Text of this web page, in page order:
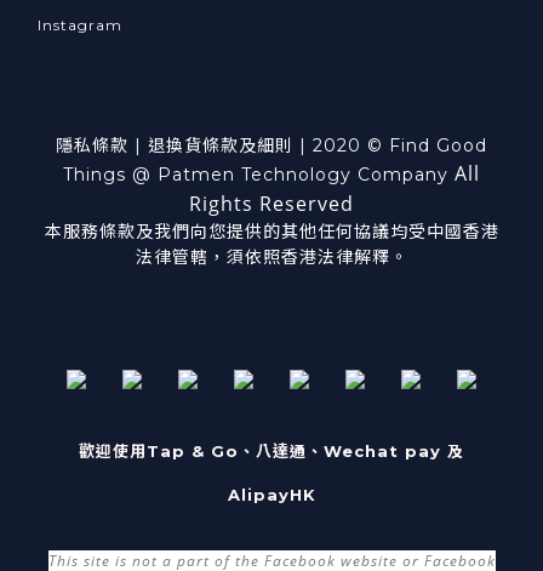
Instagram
隱私條款 | 退換貨條款及細則 | 2020 © Find Good
Things @ Patmen Technology Company All
Rights Reserved
本服務條款及我們向您提供的其他任何協議均受中國香港
法律管轄，須依照香港法律解釋。
歡迎使用Tap & Go、八達通、Wechat pay 及
AlipayHK
This site is not a part of the Facebook website or Facebook